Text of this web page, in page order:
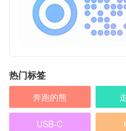
热门标签
奔跑的熊
USB-C